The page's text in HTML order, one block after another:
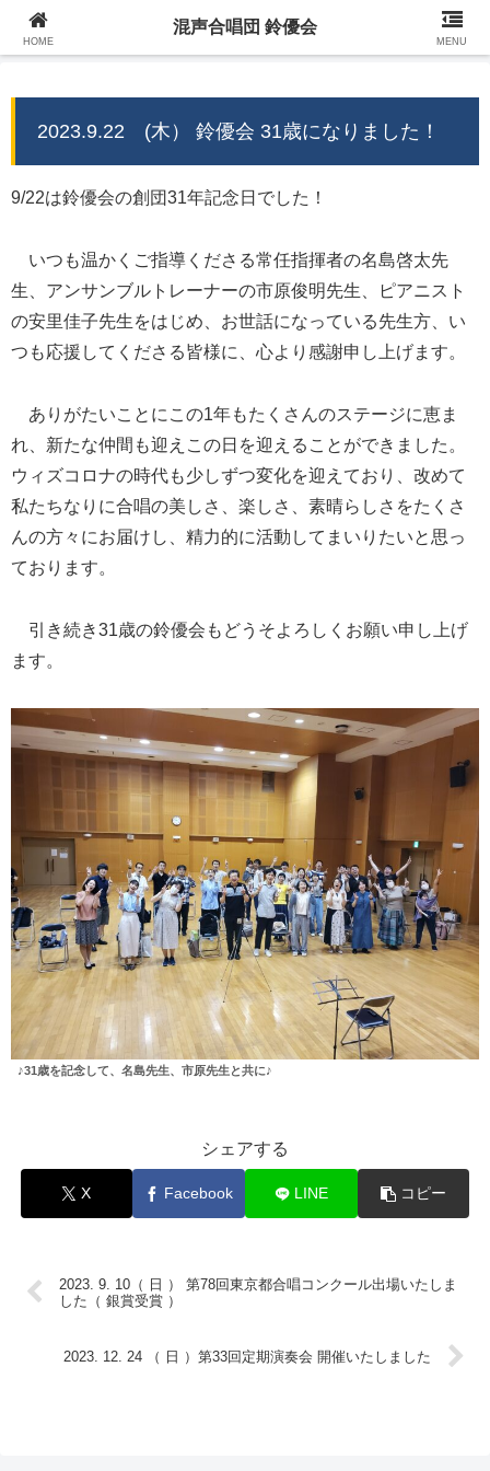
混声合唱団 鈴優会 公式ウェブサイト
2023.9.22 (木） 鈴優会 31歳になりました！
9/22は鈴優会の創団31年記念日でした！
いつも温かくご指導くださる常任指揮者の名島啓太先
生、アンサンブルトレーナーの市原俊明先生、ピアニスト
の安里佳子先生をはじめ、お世話になっている先生方、い
つも応援してくださる皆様に、心より感謝申し上げます。
ありがたいことにこの1年もたくさんのステージに恵ま
れ、新たな仲間も迎えこの日を迎えることができました。
ウィズコロナの時代も少しずつ変化を迎えており、改めて
私たちなりに合唱の美しさ、楽しさ、素晴らしさをたくさ
んの方々にお届けし、精力的に活動してまいりたいと思っ
ております。
引き続き31歳の鈴優会もどうそよろしくお願い申し上げ
ます。
♪31歳を記念して、名島先生、市原先生と共に♪
シェアする
X Facebook LINE コピー
2023. 9. 10（ 日 ） 第78回東京都合唱コンクール出場いたしま
した（ 銀賞受賞 ）
2023. 12. 24 （ 日 ）第33回定期演奏会 開催いたしました
HOME
混声合唱団 鈴優会
MENU